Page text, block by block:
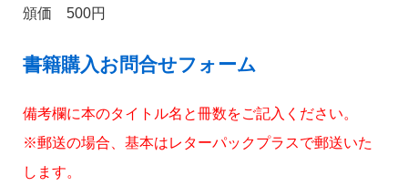
頒価 500円
書籍購入お問合せフォーム
備考欄に本のタイトル名と冊数をご記入ください。
※郵送の場合、基本はレターパックプラスで郵送いた
します。